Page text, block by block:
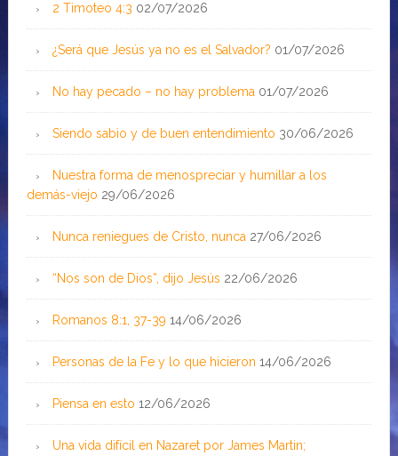
2 Timoteo 4:3 02/07/2026
¿Será que Jesús ya no es el Salvador? 01/07/2026
No hay pecado – no hay problema 01/07/2026
Siendo sabio y de buen entendimiento 30/06/2026
Nuestra forma de menospreciar y humillar a los
demás-viejo 29/06/2026
Nunca reniegues de Cristo, nunca 27/06/2026
“Nos son de Dios”, dijo Jesús 22/06/2026
Romanos 8:1, 37-39 14/06/2026
Personas de la Fe y lo que hicieron 14/06/2026
Piensa en esto 12/06/2026
Una vida difícil en Nazaret por James Martin;